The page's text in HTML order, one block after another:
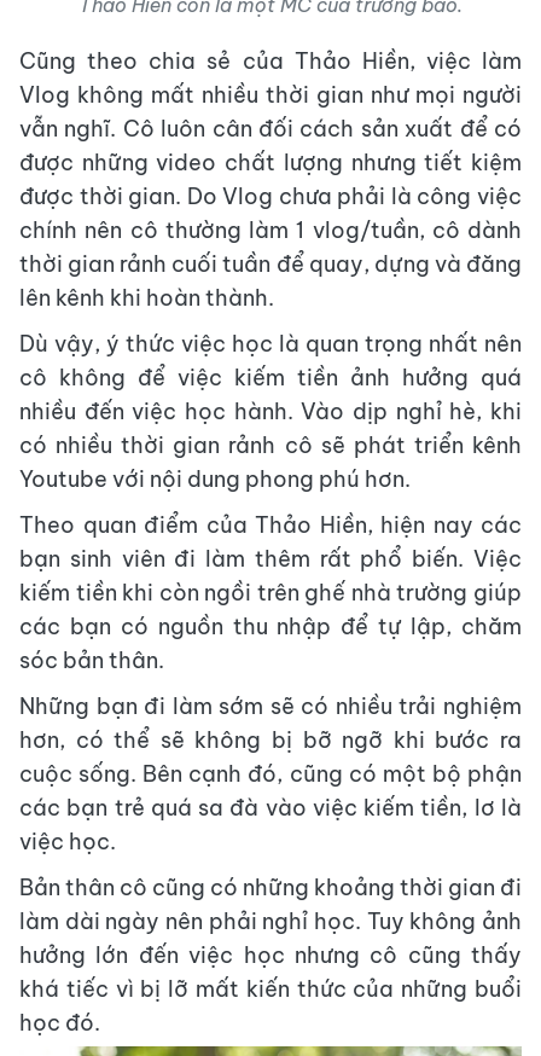
Cũng theo chia sẻ của Thảo Hiền, việc làm
Vlog không mất nhiều thời gian như mọi người
vẫn nghĩ. Cô luôn cân đối cách sản xuất để có
được những video chất lượng nhưng tiết kiệm
được thời gian. Do Vlog chưa phải là công việc
chính nên cô thường làm 1 vlog/tuần, cô dành
thời gian rảnh cuối tuần để quay, dựng và đăng
lên kênh khi hoàn thành.
Dù vậy, ý thức việc học là quan trọng nhất nên
cô không để việc kiếm tiền ảnh hưởng quá
nhiều đến việc học hành. Vào dịp nghỉ hè, khi
có nhiều thời gian rảnh cô sẽ phát triển kênh
Youtube với nội dung phong phú hơn.
Theo quan điểm của Thảo Hiền, hiện nay các
bạn sinh viên đi làm thêm rất phổ biến. Việc
kiếm tiền khi còn ngồi trên ghế nhà trường giúp
các bạn có nguồn thu nhập để tự lập, chăm
sóc bản thân.
Những bạn đi làm sớm sẽ có nhiều trải nghiệm
hơn, có thể sẽ không bị bỡ ngỡ khi bước ra
cuộc sống. Bên cạnh đó, cũng có một bộ phận
các bạn trẻ quá sa đà vào việc kiếm tiền, lơ là
việc học.
Bản thân cô cũng có những khoảng thời gian đi
làm dài ngày nên phải nghỉ học. Tuy không ảnh
hưởng lớn đến việc học nhưng cô cũng thấy
khá tiếc vì bị lỡ mất kiến thức của những buổi
học đó.